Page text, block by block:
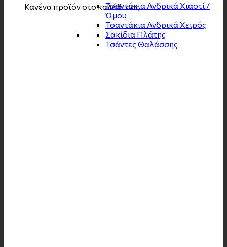
Κανένα προϊόν στο καλάθι σας.Τσαντάκια Ανδρικά Χιαστί /
Ώμου
Τσαντάκια Ανδρικά Χειρός
Σακίδια Πλάτης
Τσάντες Θαλάσσης